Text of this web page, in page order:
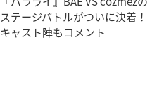
ステージバトルがついに決着！
キャスト陣もコメント